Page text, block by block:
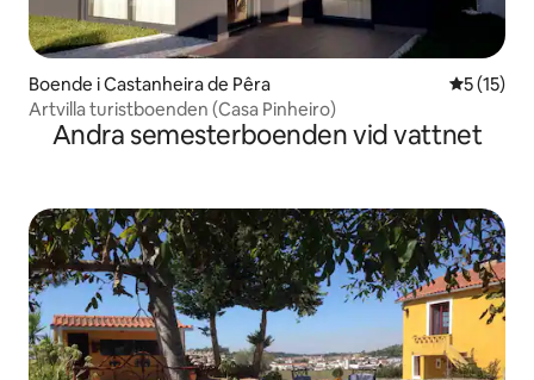
Boende i Castanheira de Pêra 5 av 5 i
5 (15)
Artvilla turistboenden (Casa Pinheiro)
Andra semesterboenden vid vattnet